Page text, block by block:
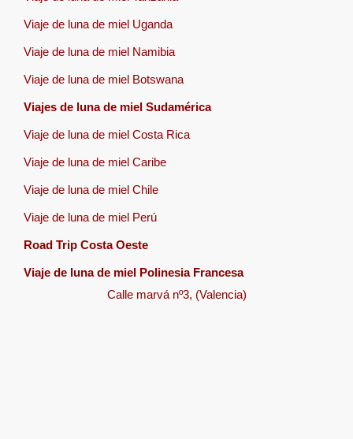
Viaje de luna de miel Uganda
Viaje de luna de miel Namibia
Viaje de luna de miel Botswana
Viajes de luna de miel Sudamérica
Viaje de luna de miel Costa Rica
Viaje de luna de miel Caribe
Viaje de luna de miel Chile
Viaje de luna de miel Perú
Road Trip Costa Oeste
Viaje de luna de miel Polinesia Francesa
Calle marvá nº3, (Valencia)